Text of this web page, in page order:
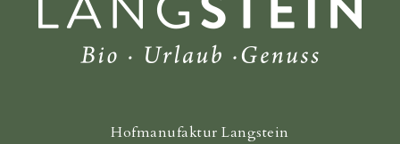
Hofmanufaktur Langstein